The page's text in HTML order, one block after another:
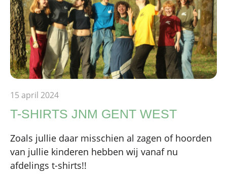
15 april 2024
T-SHIRTS JNM GENT WEST
Zoals jullie daar misschien al zagen of hoorden
van jullie kinderen hebben wij vanaf nu
afdelings t-shirts!!